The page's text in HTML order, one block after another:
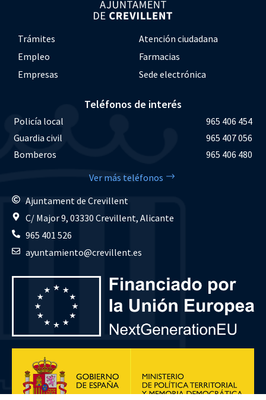
Trámites
Atención ciudadana
Empleo
Farmacias
Empresas
Sede electrónica
Teléfonos de interés
Policía local
965 406 454
Guardia civil
965 407 056
Bomberos
965 406 480
Ver más teléfonos
Ajuntament de Crevillent
C/ Major 9, 03330 Crevillent, Alicante
965 401 526
ayuntamiento@crevillent.es